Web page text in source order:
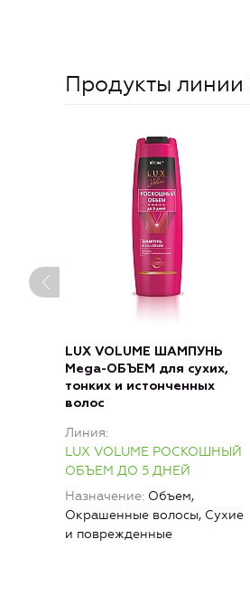
Продукты линии
LUX VOLUME ШАМПУНЬ
Mega-ОБЪЕМ для сухих,
тонких и истонченных
волос
Линия
LUX VOLUME РОСКОШНЫЙ
ОБЪЕМ ДО 5 ДНЕЙ
Назначение Объем,
Окрашенные волосы, Сухие
и поврежденные